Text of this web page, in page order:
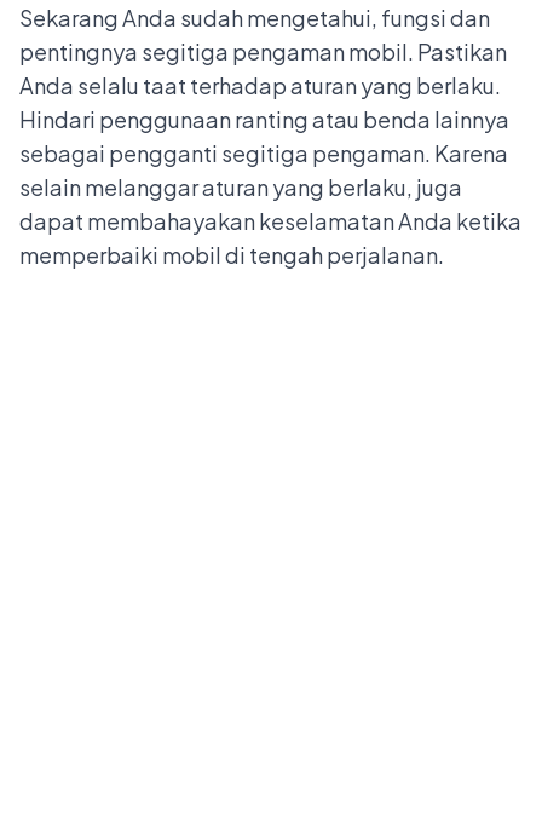
Sekarang Anda sudah mengetahui, fungsi dan
pentingnya segitiga pengaman mobil. Pastikan
Anda selalu taat terhadap aturan yang berlaku.
Hindari penggunaan ranting atau benda lainnya
sebagai pengganti segitiga pengaman. Karena
selain melanggar aturan yang berlaku, juga
dapat membahayakan keselamatan Anda ketika
memperbaiki mobil di tengah perjalanan.